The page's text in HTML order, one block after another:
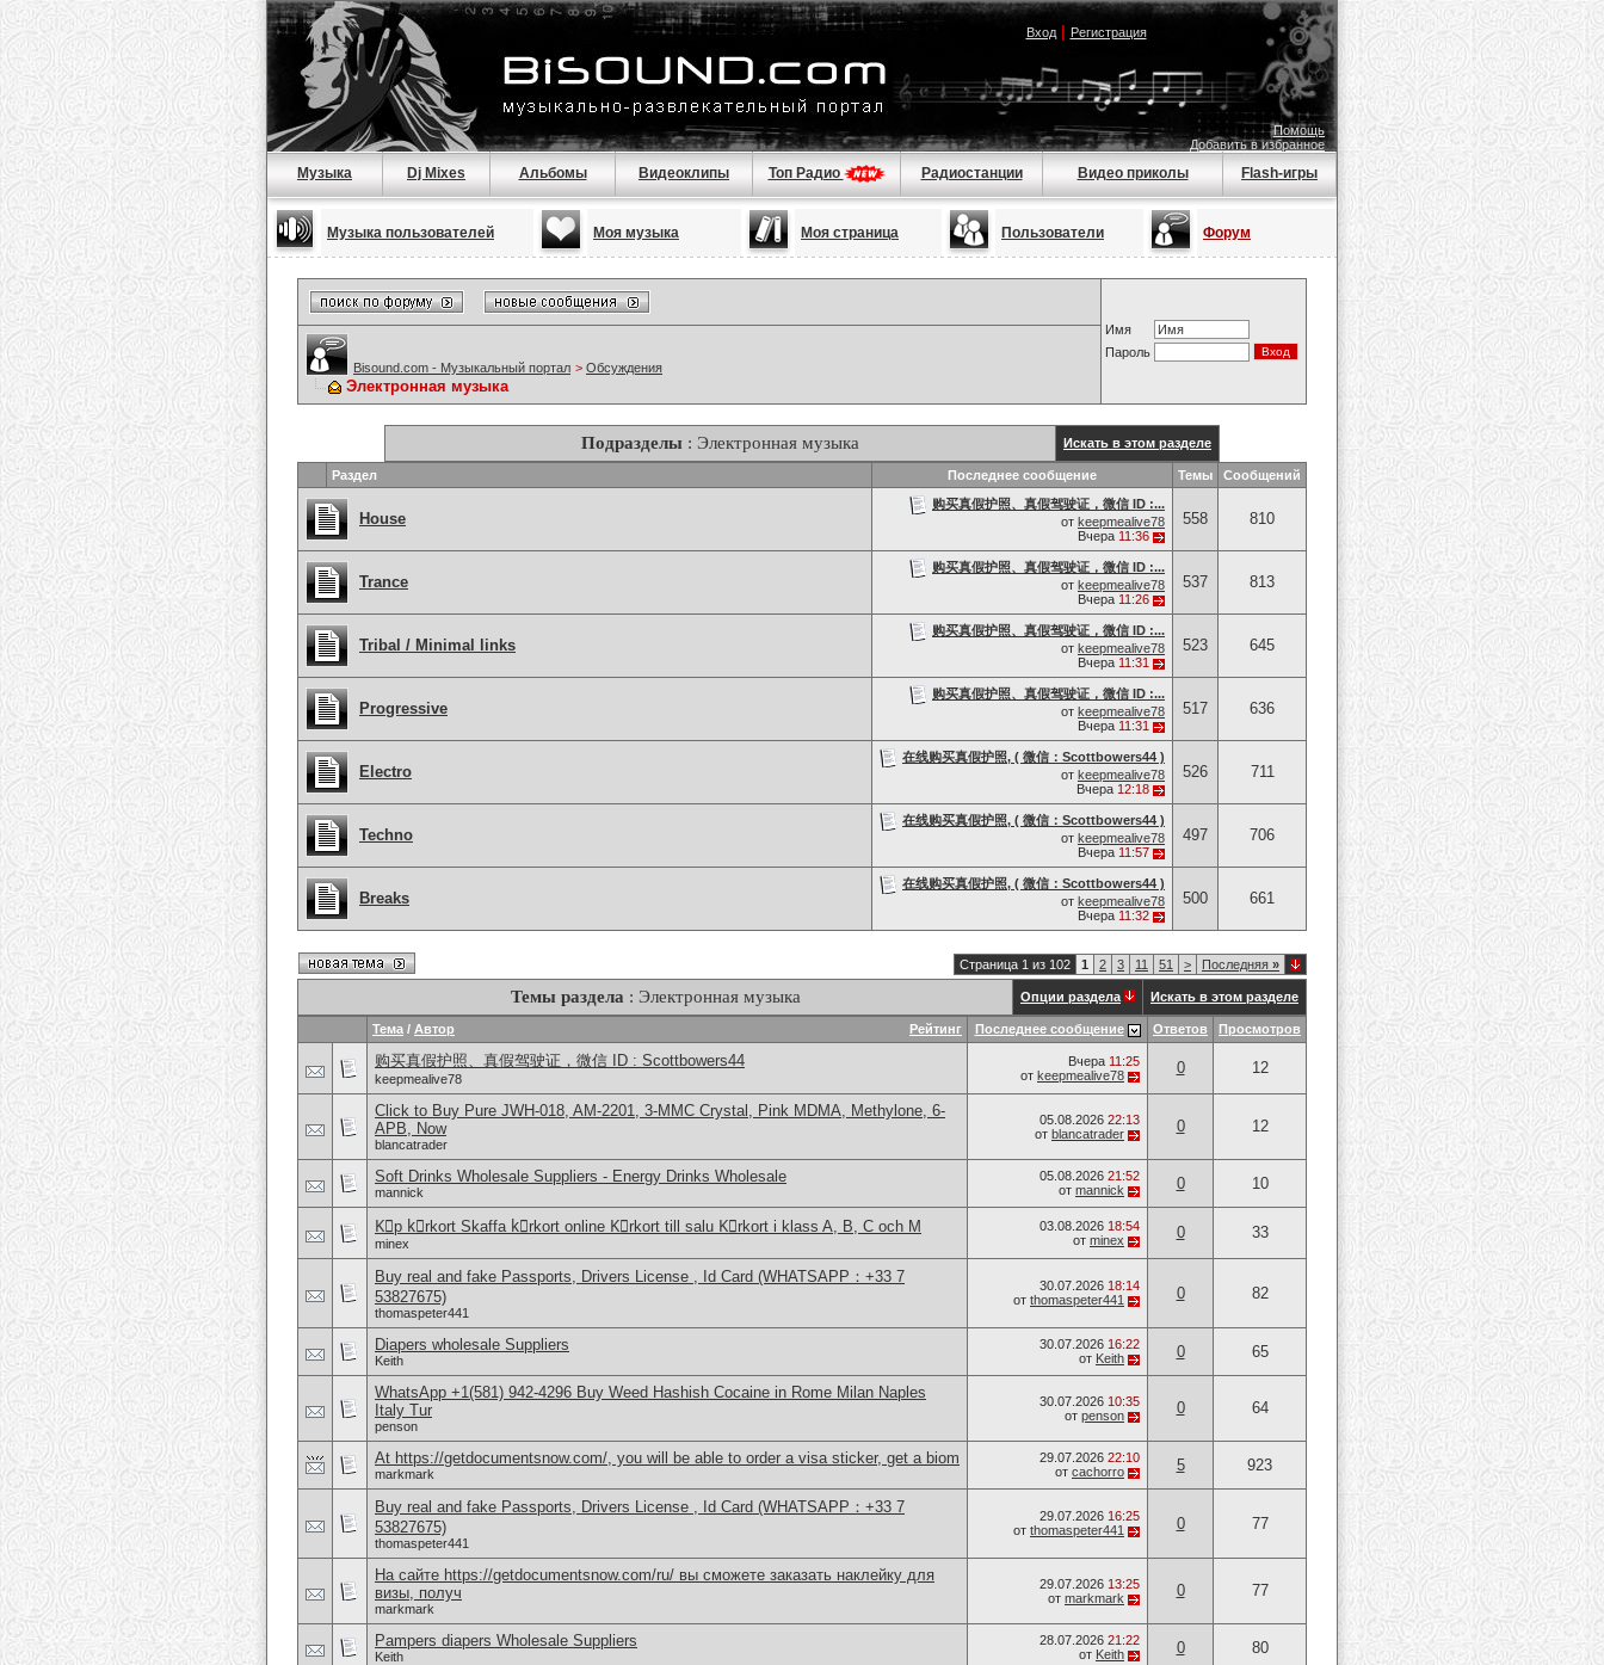
Вход| Регистрация
Помощь
Добавить в избранное
Музыка Dj Mixes Альбомы Видеоклипы Топ Радио Радиостанции Видео приколы Flash-игры
Музыка пользователей Моя музыка Моя страница Пользователи Форум
Имя
Пароль
Bisound.com - Музыкальный портал > Обсуждения
Электронная музыка
Подразделы : Электронная музыка Искать в этом разделе
Раздел Последнее сообщение Темы Сообщений
House
购买真假护照、真假驾驶证，微信 ID :...
от keepmealive78
Вчера 11:36
558 810
Trance
购买真假护照、真假驾驶证，微信 ID :...
от keepmealive78
Вчера 11:26
537 813
Tribal / Minimal links
购买真假护照、真假驾驶证，微信 ID :...
от keepmealive78
Вчера 11:31
523 645
Progressive
购买真假护照、真假驾驶证，微信 ID :...
от keepmealive78
Вчера 11:31
517 636
Electro
在线购买真假护照, ( 微信：Scottbowers44 )
от keepmealive78
Вчера 12:18
526 711
Techno
在线购买真假护照, ( 微信：Scottbowers44 )
от keepmealive78
Вчера 11:57
497 706
Breaks
在线购买真假护照, ( 微信：Scottbowers44 )
от keepmealive78
Вчера 11:32
500 661
Страница 1 из 102 1 2 3 11 51 > Последняя »
Темы раздела : Электронная музыка Опции раздела Искать в этом разделе
Рейтинг
Тема / Автор Последнее сообщение Ответов Просмотров
购买真假护照、真假驾驶证，微信 ID : Scottbowers44
keepmealive78
Вчера 11:25
от keepmealive78 0 12
Click to Buy Pure JWH-018, AM-2201, 3-MMC Crystal, Pink MDMA, Methylone, 6-
APB, Now
blancatrader
05.08.2026 22:13
от blancatrader 0 12
Soft Drinks Wholesale Suppliers - Energy Drinks Wholesale
mannick
05.08.2026 21:52
от mannick 0 10
Kِp kِrkort Skaffa kِrkort online Kِrkort till salu Kِrkort i klass A, B, C och M
minex
03.08.2026 18:54
от minex 0 33
Buy real and fake Passports, Drivers License , Id Card (WHATSAPP：+33 7
53827675)
thomaspeter441
30.07.2026 18:14
от thomaspeter441 0 82
Diapers wholesale Suppliers
Keith
30.07.2026 16:22
от Keith 0 65
WhatsApp +1(581) 942-4296 Buy Weed Hashish Cocaine in Rome Milan Naples
Italy Tur
penson
30.07.2026 10:35
от penson 0 64
At https://getdocumentsnow.com/, you will be able to order a visa sticker, get a biom
markmark
29.07.2026 22:10
от cachorro 5 923
Buy real and fake Passports, Drivers License , Id Card (WHATSAPP：+33 7
53827675)
thomaspeter441
29.07.2026 16:25
от thomaspeter441 0 77
На сайте https://getdocumentsnow.com/ru/ вы сможете заказать наклейку для
визы, получ
markmark
29.07.2026 13:25
от markmark 0 77
Pampers diapers Wholesale Suppliers
Keith
28.07.2026 21:22
от Keith 0 80